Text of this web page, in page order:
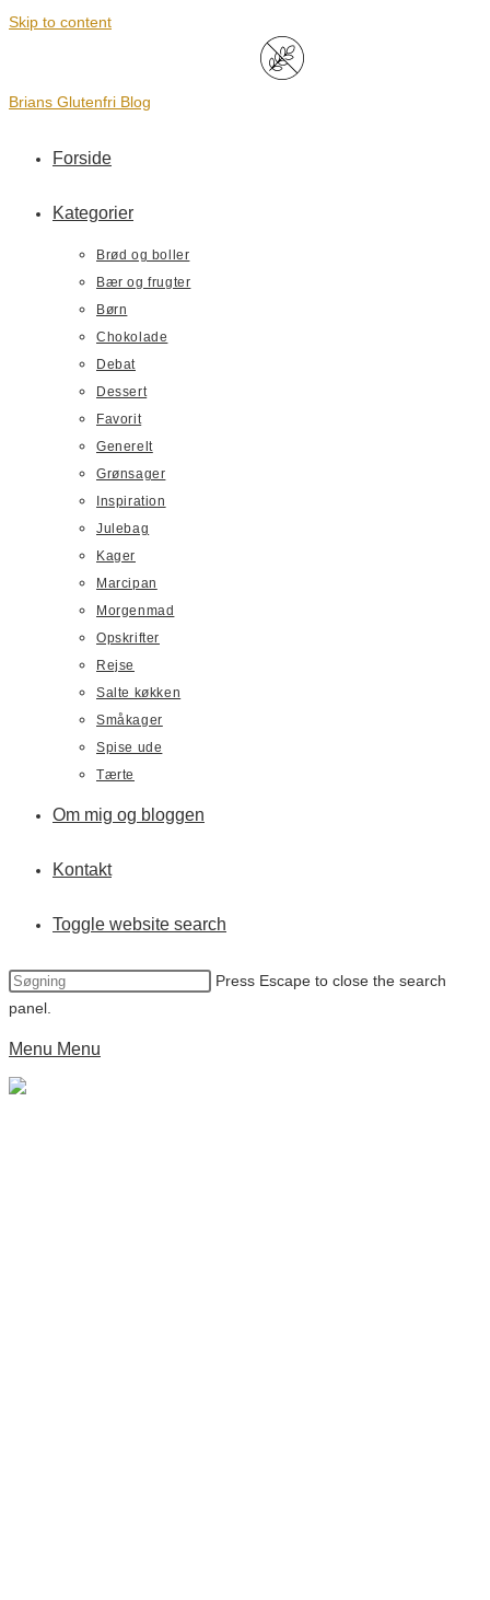
Skip to content
Brians Glutenfri Blog
Forside
Kategorier
Brød og boller
Bær og frugter
Børn
Chokolade
Debat
Dessert
Favorit
Generelt
Grønsager
Inspiration
Julebag
Kager
Marcipan
Morgenmad
Opskrifter
Rejse
Salte køkken
Småkager
Spise ude
Tærte
Om mig og bloggen
Kontakt
Toggle website search
Press Escape to close the search
panel.
Menu Menu